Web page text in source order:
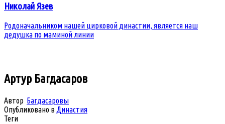
Николай Язев
Родоначальником нашей цирковой династии, является наш
дедушка по маминой линии
Артур Багдасаров
Автор Багдасаровы
Опубликовано в Династия
Теги